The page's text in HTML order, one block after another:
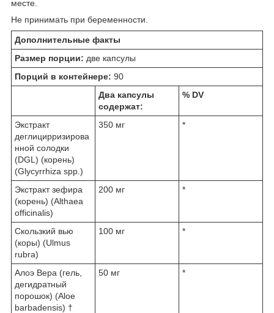
месте.
Не принимать при беременности.
Дополнительные факты
Размер порции: две капсулы
Порций в контейнере: 90
Два капсулы
содержат:
% DV
Экстракт
деглицирризирова
нной солодки
(DGL) (корень)
(Glycyrrhiza spp.)
350 мг *
Экстракт зефира
(корень) (Althaea
officinalis)
200 мг *
Скользкий вью
(коры) (Ulmus
rubra)
100 мг *
Алоэ Вера (гель,
дегидратный
порошок) (Aloe
barbadensis) †
50 мг *